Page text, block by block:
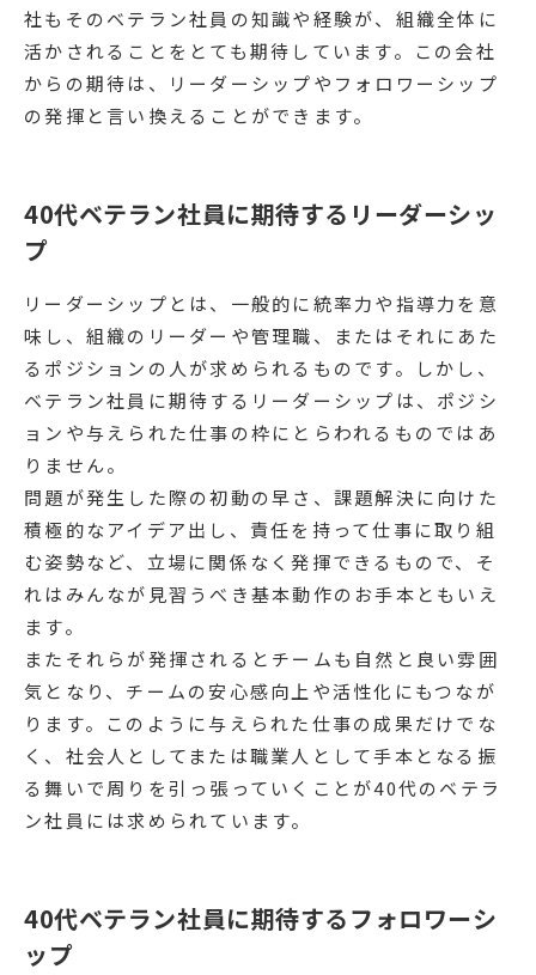
社もそのベテラン社員の知識や経験が、組織全体に
活かされることをとても期待しています。この会社
からの期待は、リーダーシップやフォロワーシップ
の発揮と言い換えることができます。
40代ベテラン社員に期待するリーダーシッ
プ
リーダーシップとは、一般的に統率力や指導力を意
味し、組織のリーダーや管理職、またはそれにあた
るポジションの人が求められるものです。しかし、
ベテラン社員に期待するリーダーシップは、ポジシ
ョンや与えられた仕事の枠にとらわれるものではあ
りません。
問題が発生した際の初動の早さ、課題解決に向けた
積極的なアイデア出し、責任を持って仕事に取り組
む姿勢など、立場に関係なく発揮できるもので、そ
れはみんなが見習うべき基本動作のお手本ともいえ
ます。
またそれらが発揮されるとチームも自然と良い雰囲
気となり、チームの安心感向上や活性化にもつなが
ります。このように与えられた仕事の成果だけでな
く、社会人としてまたは職業人として手本となる振
る舞いで周りを引っ張っていくことが40代のベテラ
ン社員には求められています。
40代ベテラン社員に期待するフォロワーシ
ップ